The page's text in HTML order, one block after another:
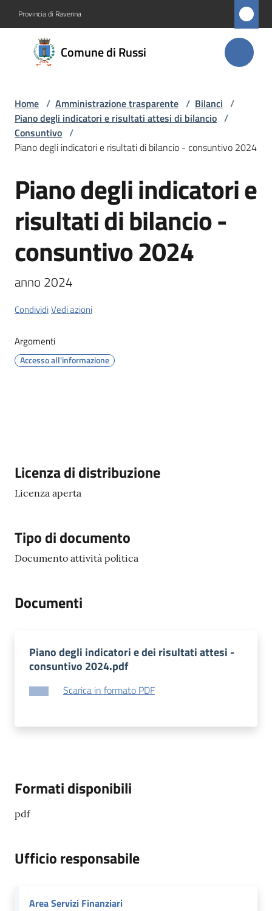
Provincia di Ravenna
Comune di Russi
Comune
di Russi
Amministrazione
Menu selezionato
Novità
Servizi
Vivere
Russi
Orari
uffici
Segnalazioni
Seguici
su
Home / Amministrazione trasparente / Bilanci /
Piano degli indicatori e risultati attesi di bilancio /
Consuntivo /
Piano degli indicatori e risultati di bilancio - consuntivo 2024
Salta al contenuto
Piano degli indicatori e
risultati di bilancio -
consuntivo 2024
anno 2024
CondividiVedi azioni
Argomenti
Accesso all'informazione
Descrizione
Licenza di distribuzione
Licenza aperta
Tipo di documento
Documento attività politica
Documenti
Piano degli indicatori e dei risultati attesi -
consuntivo 2024.pdf
Scarica in formato PDF
Formati disponibili
pdf
Ufficio responsabile
Area Servizi Finanziari